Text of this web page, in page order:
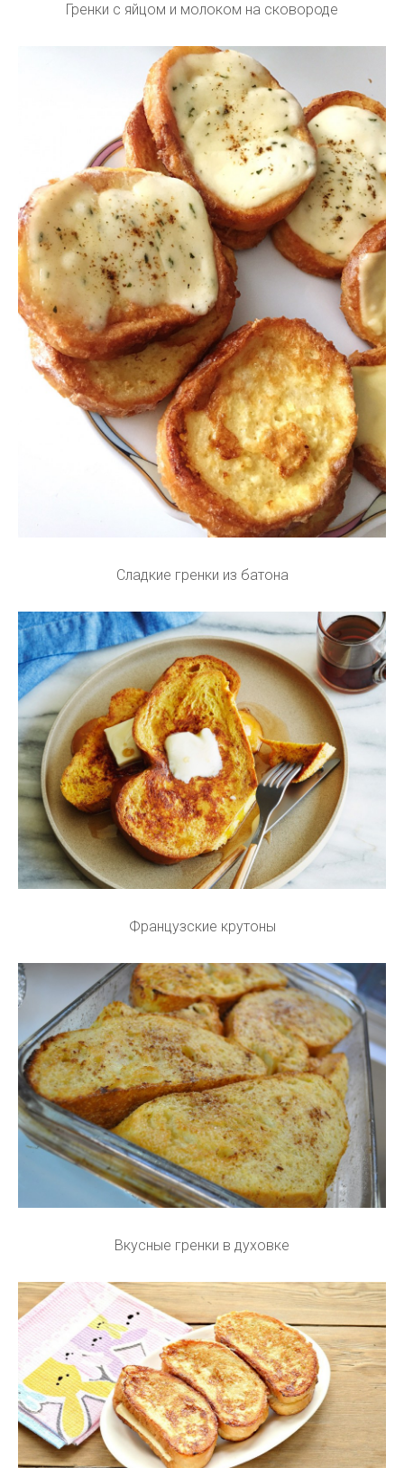
Гренки с яйцом и молоком на сковороде
Сладкие гренки из батона
Французские крутоны
Вкусные гренки в духовке